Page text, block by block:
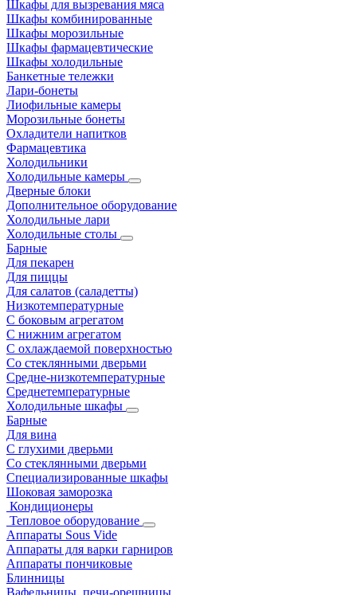
Шкафы для вызревания мяса
Шкафы комбинированные
Шкафы морозильные
Шкафы фармацевтические
Шкафы холодильные
Банкетные тележки
Лари-бонеты
Лиофильные камеры
Морозильные бонеты
Охладители напитков
Фармацевтика
Холодильники
Холодильные камеры
Дверные блоки
Дополнительное оборудование
Холодильные лари
Холодильные столы
Барные
Для пекарен
Для пиццы
Для салатов (саладетты)
Низкотемпературные
С боковым агрегатом
С нижним агрегатом
С охлаждаемой поверхностью
Со стеклянными дверьми
Средне-низкотемпературные
Среднетемпературные
Холодильные шкафы
Барные
Для вина
С глухими дверьми
Со стеклянными дверьми
Специализированные шкафы
Шоковая заморозка
Кондиционеры
Тепловое оборудование
Аппараты Sous Vide
Аппараты для варки гарниров
Аппараты пончиковые
Блинницы
Вафельницы, печи-орешницы